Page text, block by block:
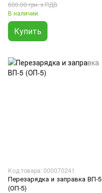
600.00 грн. з ПДВ
В наличии
Купить
Код товара: 000070241
Перезарядка и заправка ВП-5
(ОП-5)